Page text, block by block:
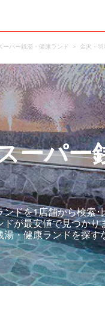
ーパー銭湯・健康ランド 金沢・
ーパー
ドを1店舗から検索
が最安値で見つか
・健康ランドを探す